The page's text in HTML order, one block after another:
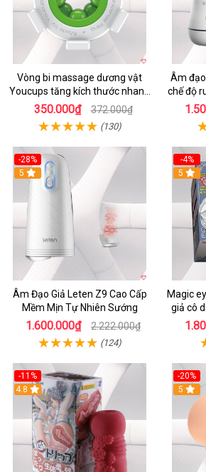
Vòng bi massage dương vật
Youcups tăng kích thước nhanh
an toàn
350.000₫ 372.000₫
(130)
Âm
chế độ
-28%
5
Âm Đạo Giả Leten Z9 Cao Cấp
Mềm Mịn Tự Nhiên Sướng
1.600.000₫ 2.222.000₫
(124)
-4%
5
Magic
giả cô
liệu
-11%
4.8
-20%
5